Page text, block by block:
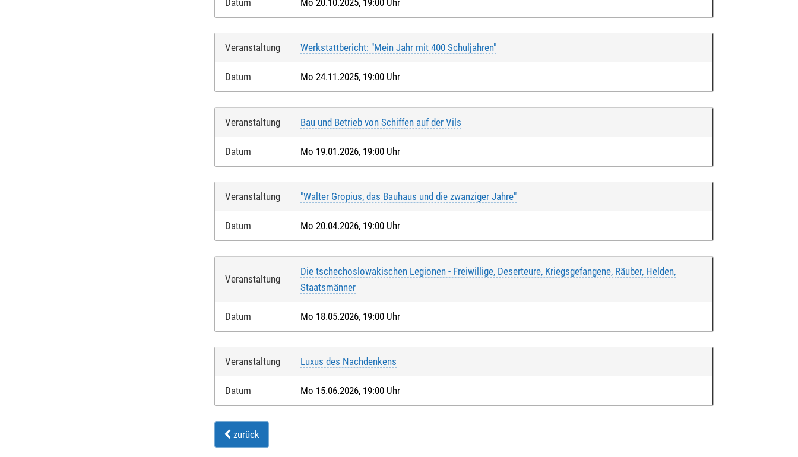
Veranstaltung Werkstattbericht: "Mein Jahr mit 400 Schuljahren"
Datum Mo 24.11.2025, 19:00 Uhr
Veranstaltung Bau und Betrieb von Schiffen auf der Vils
Datum Mo 19.01.2026, 19:00 Uhr
Veranstaltung "Walter Gropius, das Bauhaus und die zwanziger Jahre"
Datum Mo 20.04.2026, 19:00 Uhr
Veranstaltung
Die tschechoslowakischen Legionen - Freiwillige, Deserteure, Kriegsgefangene, Räuber, Helden,
Staatsmänner
Datum Mo 18.05.2026, 19:00 Uhr
Veranstaltung Luxus des Nachdenkens
Datum Mo 15.06.2026, 19:00 Uhr
zurück